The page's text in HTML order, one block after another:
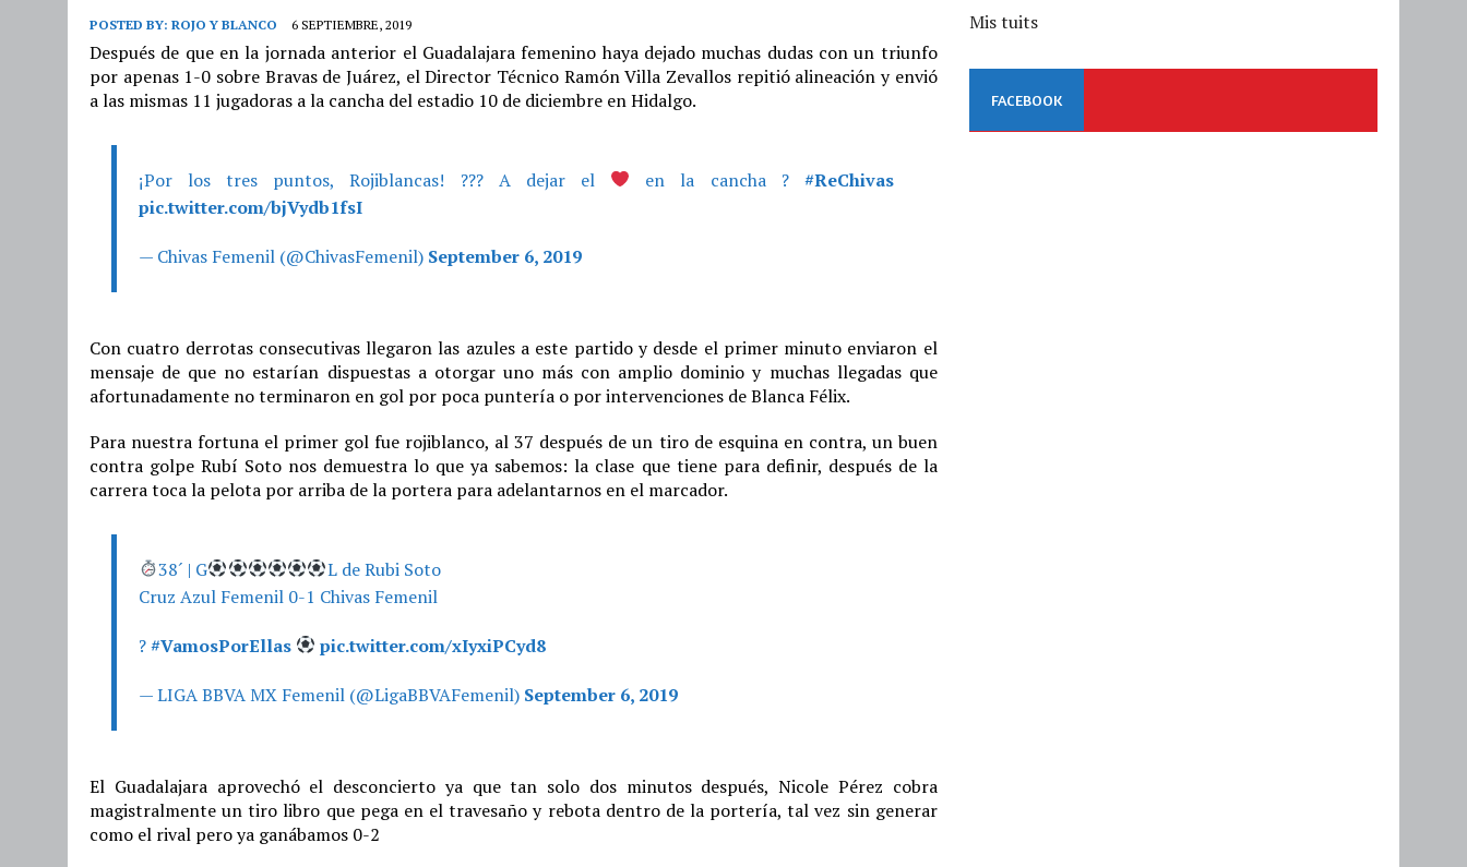
POSTED BY: ROJO Y BLANCO 6 SEPTIEMBRE, 2019
Después de que en la jornada anterior el Guadalajara femenino haya dejado muchas dudas con un triunfo
por apenas 1-0 sobre Bravas de Juárez, el Director Técnico Ramón Villa Zevallos repitió alineación y envió
a las mismas 11 jugadoras a la cancha del estadio 10 de diciembre en Hidalgo.
¡Por los tres puntos, Rojiblancas! ??? A dejar el en la cancha ? #ReChivas
pic.twitter.com/bjVydb1fsI
— Chivas Femenil (@ChivasFemenil) September 6, 2019
Con cuatro derrotas consecutivas llegaron las azules a este partido y desde el primer minuto enviaron el
mensaje de que no estarían dispuestas a otorgar uno más con amplio dominio y muchas llegadas que
afortunadamente no terminaron en gol por poca puntería o por intervenciones de Blanca Félix.
Para nuestra fortuna el primer gol fue rojiblanco, al 37 después de un tiro de esquina en contra, un buen
contra golpe Rubí Soto nos demuestra lo que ya sabemos: la clase que tiene para definir, después de la
carrera toca la pelota por arriba de la portera para adelantarnos en el marcador.
38´ | G
L de Rubi Soto
Cruz Azul Femenil 0-1 Chivas Femenil
?#VamosPorEllas pic.twitter.com/xIyxiPCyd8
— LIGA BBVA MX Femenil (@LigaBBVAFemenil) September 6, 2019
El Guadalajara aprovechó el desconcierto ya que tan solo dos minutos después, Nicole Pérez cobra
magistralmente un tiro libro que pega en el travesaño y rebota dentro de la portería, tal vez sin generar
como el rival pero ya ganábamos 0-2
Mis tuits
FACEBOOK